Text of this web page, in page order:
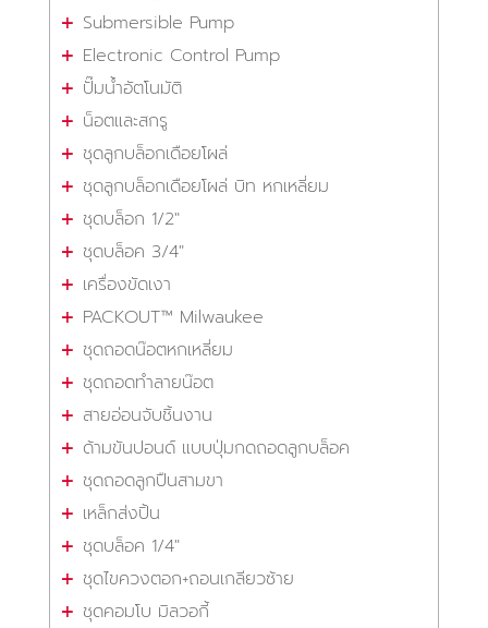
Submersible Pump
Electronic Control Pump
ปั๊มน้ำอัตโนมัติ
น็อตและสกรู
ชุดลูกบล็อกเดือยโผล่
ชุดลูกบล็อกเดือยโผล่ บิท หกเหลี่ยม
ชุดบล็อก 1/2"
ชุดบล็อค 3/4"
เครื่องขัดเงา
PACKOUT™ Milwaukee
ชุดถอดน๊อตหกเหลี่ยม
ชุดถอดทำลายน๊อต
สายอ่อนจับชิ้นงาน
ด้ามขันปอนด์ แบบปุ่มกดถอดลูกบล็อค
ชุดถอดลูกปืนสามขา
เหล็กส่งปิ้น
ชุดบล็อค 1/4"
ชุดไขควงตอก+ถอนเกลียวซ้าย
ชุดคอมโบ มิลวอกี้